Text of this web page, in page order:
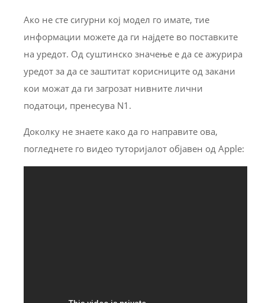
Ако не сте сигурни кој модел го имате, тие
информации можете да ги најдете во поставките
на уредот. Од суштинско значење е да се ажурира
уредот за да се заштитат корисниците од закани
кои можат да ги загрозат нивните лични
податоци, пренесува N1.
Доколку не знаете како да го направите ова,
погледнете го видео туторијалот објавен од Apple: